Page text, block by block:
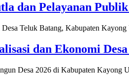
dan Pelayanan
dan Ekonomi